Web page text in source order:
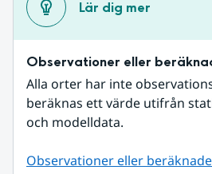
Lär dig mer
Observationer eller
Alla orter har inte
beräknas ett värde utifrån
och modelldata.
Observationer eller